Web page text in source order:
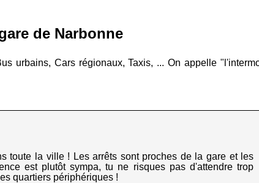
de Narbonne
urbains, Cars régionaux, Taxis, ... On appelle
toute la ville ! Les arrêts sont proches de la gare et les
est plutôt sympa, tu ne risques pas d'attendre trop
quartiers périphériques !